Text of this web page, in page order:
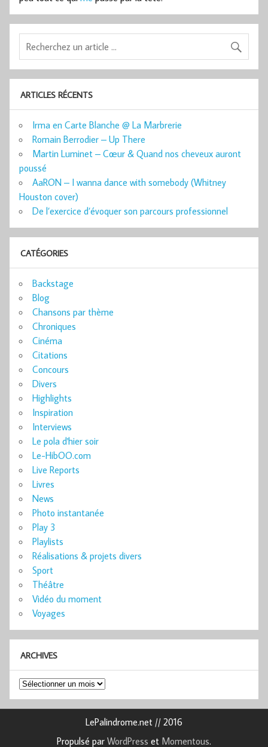
ARTICLES RÉCENTS
Irma en Carte Blanche @ La Marbrerie
Romain Berrodier – Up There
Martin Luminet – Cœur & Quand nos cheveux auront
poussé
AaRON – I wanna dance with somebody (Whitney
Houston cover)
De l’exercice d’évoquer son parcours professionnel
CATÉGORIES
Backstage
Blog
Chansons par thème
Chroniques
Cinéma
Citations
Concours
Divers
Highlights
Inspiration
Interviews
Le pola d'hier soir
Le-HibOO.com
Live Reports
Livres
News
Photo instantanée
Play 3
Playlists
Réalisations & projets divers
Sport
Théâtre
Vidéo du moment
Voyages
ARCHIVES
Archives
LePalindrome.net // 2016
Propulsé par WordPress et Momentous.